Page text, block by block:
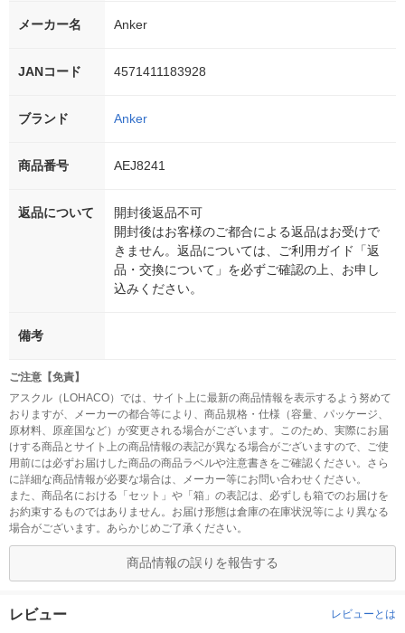
メーカー名 Anker
JANコード 4571411183928
ブランド Anker
商品番号 AEJ8241
返品について
開封後返品不可
開封後はお客様のご都合による返品はお受けで
きません。返品については、ご利用ガイド「返
品・交換について」を必ずご確認の上、お申し
込みください。
備考
ご注意【免責】
アスクル（LOHACO）では、サイト上に最新の商品情報を表示するよう努めて
おりますが、メーカーの都合等により、商品規格・仕様（容量、パッケージ、
原材料、原産国など）が変更される場合がございます。このため、実際にお届
けする商品とサイト上の商品情報の表記が異なる場合がございますので、ご使
用前には必ずお届けした商品の商品ラベルや注意書きをご確認ください。さら
に詳細な商品情報が必要な場合は、メーカー等にお問い合わせください。
また、商品名における「セット」や「箱」の表記は、必ずしも箱でのお届けを
お約束するものではありません。お届け形態は倉庫の在庫状況等により異なる
場合がございます。あらかじめご了承ください。
商品情報の誤りを報告する
レビュー レビューとは